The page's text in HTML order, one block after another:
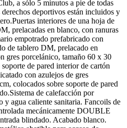
a sólo 5 minutos a pie de todas
deportivos están incluidos y
interiores de una hoja de
prelacadas en blanco, con ranuras
empotrado prefabricado con
de tablero DM, prelacado en
gres porcelánico, tamaño 60 x 30
de pared interior de cartón
con azulejos de gres
colocados sobre soporte de pared
de calefacción por
y agua caliente sanitaria. Fancoils de
mecánicamente DOUBLE
blindado. Acabado blanco.